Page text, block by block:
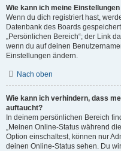
Wie kann ich meine
Wenn du dich registriert hast,
Datenbank des Boards
„Persönlichen Bereich“; der Link
wenn du auf deinen
Einstellungen ändern.
Nach oben
Wie kann ich verhindern, dass
auftaucht?
In deinem persönlichen Bereich
„Meinen Online-Status während
Option einschaltest, können nur
deinen Online-Status sehen. Du